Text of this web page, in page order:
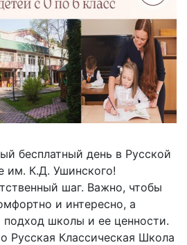
бесплатный день в Русской
им. К.Д. Ушинского!
шаг. Важно, чтобы
и интересно, а
подход школы и ее ценности.
Русская Классическая Школа